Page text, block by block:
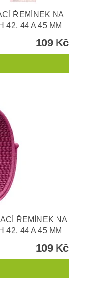
ŘEMÍNEK NA
42, 44 A 45 MM
109 Kč
ŘEMÍNEK NA
42, 44 A 45 MM
109 Kč